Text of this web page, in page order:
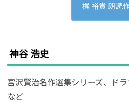
梶 裕貴 朗読
神谷 浩史
宮沢賢治名作選集シリーズ、ドラ
など